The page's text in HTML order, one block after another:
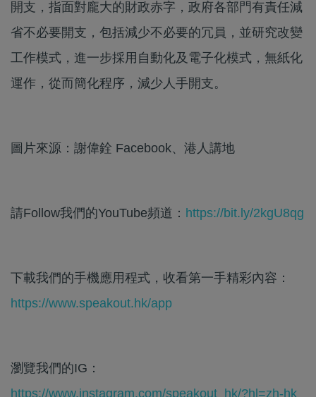
開支，指面對龐大的財政赤字，政府各部門有責任減
省不必要開支，包括減少不必要的冗員，並研究改變
工作模式，進一步採用自動化及電子化模式，無紙化
運作，從而簡化程序，減少人手開支。
圖片來源：謝偉銓 Facebook、港人講地
請Follow我們的YouTube頻道： https://bit.ly/2kgU8qg
下載我們的手機應用程式，收看第一手精彩內容：
https://www.speakout.hk/app
瀏覽我們的IG：
https://www.instagram.com/speakout_hk/?hl=zh-hk